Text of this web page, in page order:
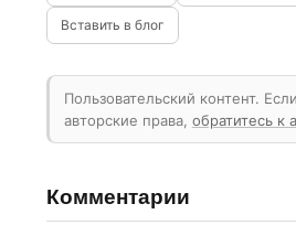
Вставить в блог
Пользовательский контент.
авторские права, обратитесь к
Комментарии